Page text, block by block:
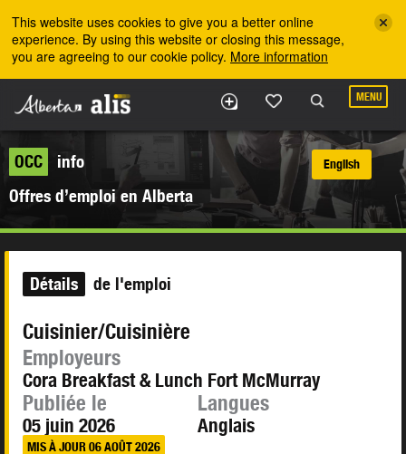
This website uses cookies to give you a better online
experience. By using this website or closing this message,
you are agreeing to our cookie policy. More information
MENU
OCC
info
Offres d’emploi en Alberta
English
Détails de l'emploi
Cuisinier/Cuisinière
Employeurs
Cora Breakfast & Lunch Fort McMurray
Publiée le
05 juin 2026
MIS À JOUR 06 AOÛT 2026
Langues
Anglais